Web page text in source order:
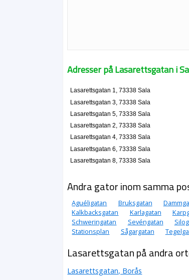
Adresser på Lasarettsgatan i
Lasarettsgatan 1, 73338 Sala
Lasarettsgatan 3, 73338 Sala
Lasarettsgatan 5, 73338 Sala
Lasarettsgatan 2, 73338 Sala
Lasarettsgatan 4, 73338 Sala
Lasarettsgatan 6, 73338 Sala
Lasarettsgatan 8, 73338 Sala
Andra gator inom samma
Aguéligatan Bruksgatan
Kalkbacksgatan
Karlagatan
Schweringatan
Sevéngatan
Stationsplan
Sågargatan
Lasarettsgatan på andra
Lasarettsgatan, Borås